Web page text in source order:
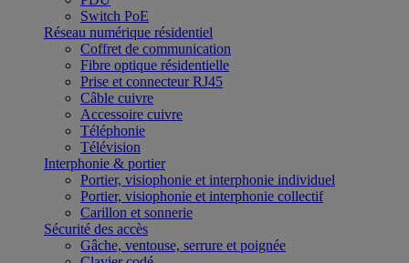
Switch PoE
Réseau numérique résidentiel
Coffret de communication
Fibre optique résidentielle
Prise et connecteur RJ45
Câble cuivre
Accessoire cuivre
Téléphonie
Télévision
Interphonie & portier
Portier, visiophonie et interphonie individuel
Portier, visiophonie et interphonie collectif
Carillon et sonnerie
Sécurité des accès
Gâche, ventouse, serrure et poignée